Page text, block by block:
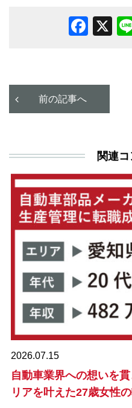
X
前の記事へ
関連
2026.07.15
自動車業界への想いを
リアを叶えた27歳女性